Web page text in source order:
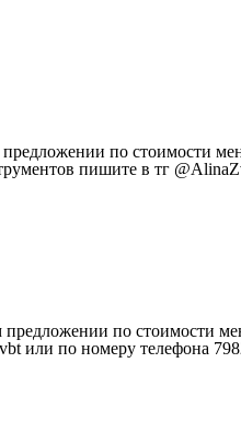
по стоимости
пишите в тг
по стоимости
или по номеру телефона